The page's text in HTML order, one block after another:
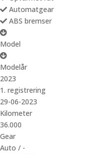
Automatgear
ABS bremser
Model
Modelår
2023
1. registrering
29-06-2023
Kilometer
36.000
Gear
Auto / -